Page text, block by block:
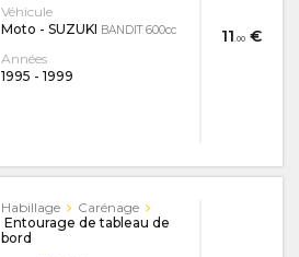
11.00 €
Véhicule
Moto - SUZUKI BANDIT 600cc
Années
1995 - 1999
Habillage
Carénage
Entourage de tableau de
bord